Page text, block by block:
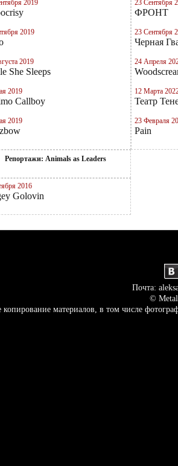
2019
2019
2019
She Sleeps
2019
Callboy
2019
Репортажи: Animals as Leaders
2016
Golovin
23 Сентября
ФРОНТ
23 Сентября
Черная
24 Апреля
12 Марта
Театр
23 Февраля
Pain
Почта:
©
копирование материалов, в том числе